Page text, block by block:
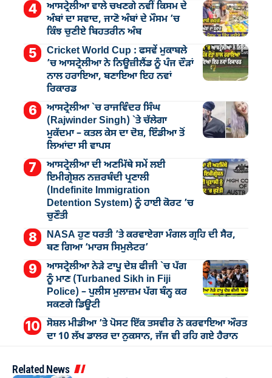
ਆਸਟ੍ਰੇਲੀਆ ਵਾਲੇ ਚਖਣਗੇ ਨਵੀਂ ਕਿਸਮ ਦੇ
ਅੰਬਾਂ ਦਾ ਸਵਾਦ, ਜਾਣੋ ਅੰਬਾਂ ਦੇ ਮੌਸਮ ’ਚ
ਕਿੰਝ ਚੁਣੀਏ ਬਿਹਤਰੀਨ ਅੰਬ
Cricket World Cup : ਫਸਵੇਂ ਮੁਕਾਬਲੇ
’ਚ ਆਸਟ੍ਰੇਲੀਆ ਨੇ ਨਿਊਜ਼ੀਲੈਂਡ ਨੂੰ ਪੰਜ ਦੌੜਾਂ
ਨਾਲ ਹਰਾਇਆ, ਬਣਾਇਆ ਇਹ ਨਵਾਂ
ਰਿਕਾਰਡ
ਆਸਟ੍ਰੇਲੀਆ `ਚ ਰਾਜਵਿੰਦਰ ਸਿੰਘ
(Rajwinder Singh) `ਤੇ ਚੱਲੇਗਾ
ਮੁੁਕੱਦਮਾ – ਕਤਲ ਕੇਸ ਦਾ ਦੋਸ਼, ਇੰਡੀਆ ਤੋਂ
ਲਿਆਂਦਾ ਸੀ ਵਾਪਸ
ਆਸਟ੍ਰੇਲੀਆ ਦੀ ਅਣਮਿੱਥੇ ਸਮੇਂ ਲਈ
ਇਮੀਗ੍ਰੇਸ਼ਨ ਨਜ਼ਰਬੰਦੀ ਪ੍ਰਣਾਲੀ
(Indefinite Immigration
Detention System) ਨੂੰ ਹਾਈ ਕੋਰਟ ’ਚ
ਚੁਣੌਤੀ
NASA ਹੁਣ ਧਰਤੀ ’ਤੇ ਕਰਵਾਏਗਾ ਮੰਗਲ ਗ੍ਰਹਿ ਦੀ ਸੈਰ,
ਬਣ ਗਿਆ ‘ਮਾਰਸ ਸਿਮੁਲੇਟਰ’
ਆਸਟ੍ਰੇਲੀਆ ਨੇੜੇ ਟਾਪੂ ਦੇਸ਼ ਫੀਜੀ `ਚ ਪੱਗ
ਨੂੰ ਮਾਣ (Turbaned Sikh in Fiji
Police) – ਪੁਲੀਸ ਮੁਲਾਜ਼ਮ ਪੱਗ ਬੰਨ੍ਹ ਕਰ
ਸਕਣਗੇ ਡਿਊਟੀ
ਸੋਸ਼ਲ ਮੀਡੀਆ ’ਤੇ ਪੋਸਟ ਇੱਕ ਤਸਵੀਰ ਨੇ ਕਰਵਾਇਆ ਔਰਤ
ਦਾ 10 ਲੱਖ ਡਾਲਰ ਦਾ ਨੁਕਸਾਨ, ਜੱਜ ਵੀ ਰਹਿ ਗਏ ਹੈਰਾਨ
Related News